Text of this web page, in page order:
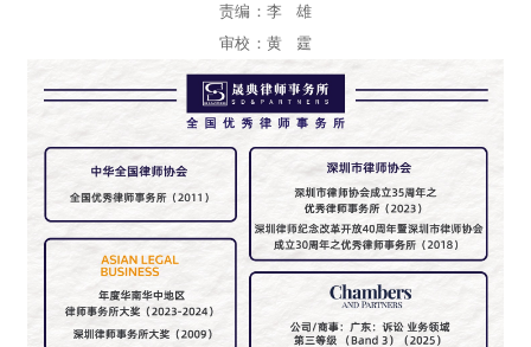
责编：李 雄
审校：黄 霆